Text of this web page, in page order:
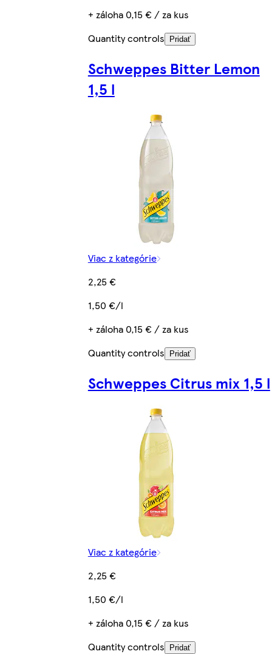
+ záloha 0,15 € / za kus
Quantity controls
Pridať
Schweppes Bitter Lemon
1,5 l
Viac z kategórie
2,25 €
1,50 €/l
+ záloha 0,15 € / za kus
Quantity controls
Pridať
Schweppes Citrus mix 1,5 l
Viac z kategórie
2,25 €
1,50 €/l
+ záloha 0,15 € / za kus
Quantity controls
Pridať